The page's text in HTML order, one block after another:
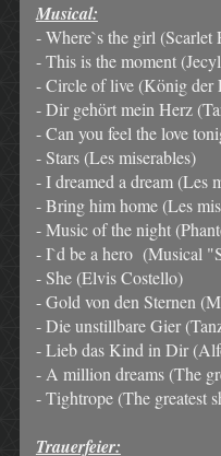
Musical:
- Where`s the girl (Scarlet
- This is the moment
- Circle of live (König der
- Dir gehört mein Herz
- Can you feel the love
- Stars (Les miserables)
- I dreamed a dream (Les
- Bring him home (Les
- Music of the night
- I`d be a hero (Musical
- She (Elvis Costello)
- Gold von den Sternen
- Die unstillbare Gier
- Lieb das Kind in Dir
- A million dreams (The
- Tightrope (The greatest
Trauerfeier: